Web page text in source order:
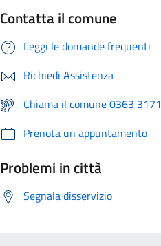
Contatta il comune
Leggi le domande frequenti
Richiedi Assistenza
Chiama il comune 0363 3171
Prenota un appuntamento
Problemi in città
Segnala disservizio